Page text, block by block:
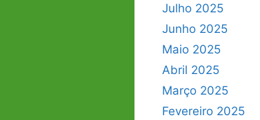
Julho 2025
Junho 2025
Maio 2025
Abril 2025
Março 2025
Fevereiro 2025